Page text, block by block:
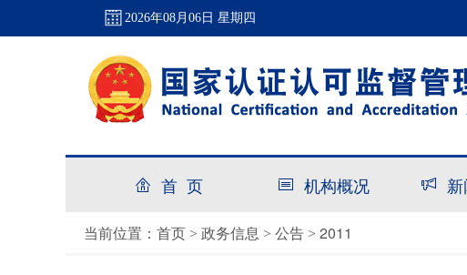
2026年08月06日 星期四
首 页 机构概况
当前位置： 首页 > 政务信息 > 公告 > 2011